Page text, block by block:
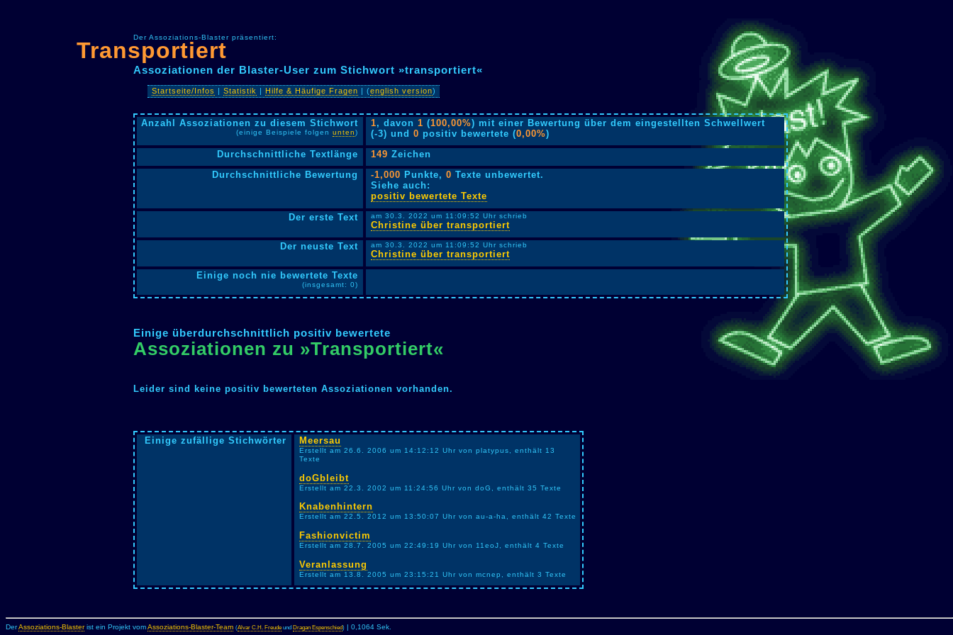
Der Assoziations-Blaster präsentiert:
Transportiert
Assoziationen der Blaster-User zum Stichwort »transportiert«
Startseite/Infos Statistik Hilfe & Häufige Fragen | (english version)
Anzahl Assoziationen zu diesem Stichwort
(einige Beispiele folgen unten)
1, davon1 (100,00%) mit einer Bewertung über dem eingestellten Schwellwert
(-3) und0 positiv bewertete (0,00%)
Durchschnittliche Textlänge
149 Zeichen
Durchschnittliche Bewertung
-1,000 Punkte,0 Texte unbewertet.
Siehe auch:
positiv bewertete Texte
Der erste Text
am 30.3. 2022 um 11:09:52 Uhr schrieb
Christine über transportiert
Der neuste Text
am 30.3. 2022 um 11:09:52 Uhr schrieb
Christine über transportiert
Einige noch nie bewertete Texte
(insgesamt: 0)
Einige überdurchschnittlich positiv bewertete
Assoziationen zu »Transportiert«
Leider sind keine positiv bewerteten Assoziationen vorhanden.
Einige zufällige Stichwörter Meersau
Erstellt am 26.6. 2006 um 14:12:12 Uhr von platypus, enthält 13
Texte
doGbleibt
Erstellt am 22.3. 2002 um 11:24:56 Uhr von doG, enthält 35 Texte
Knabenhintern
Erstellt am 22.5. 2012 um 13:50:07 Uhr von au-a-ha, enthält 42 Texte
Fashionvictim
Erstellt am 28.7. 2005 um 22:49:19 Uhr von 11eoJ, enthält 4 Texte
Veranlassung
Erstellt am 13.8. 2005 um 23:15:21 Uhr von mcnep, enthält 3 Texte
DerAssoziations-Blasterist ein Projekt vomAssoziations-Blaster-Team (Alvar C.H. Freude und Dragan Espenschied) | 0,1064 Sek.